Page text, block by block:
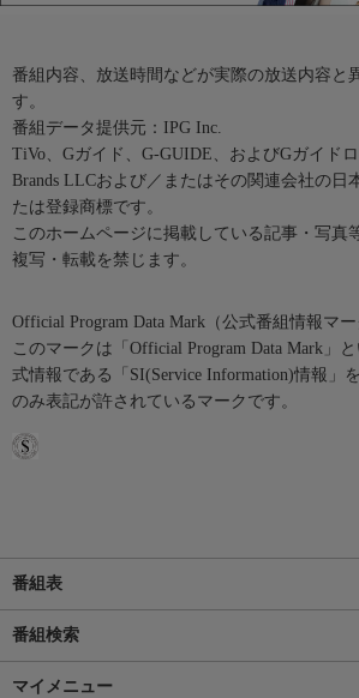
番組内容、放送時間などが実際の放送内容と
す。
番組データ提供元：IPG Inc.
TiVo、Gガイド、G-GUIDE、およびGガイド
Brands LLCおよび／またはその関連会社の日
たは登録商標です。
このホームページに掲載している記事・写真
複写・転載を禁じます。
Official Program Data Mark（公式番組情報マー
このマークは「Official Program Data Mark」
式情報である「SI(Service Information)情報」
のみ表記が許されているマークです。
番組表
番組検索
マイメニュー